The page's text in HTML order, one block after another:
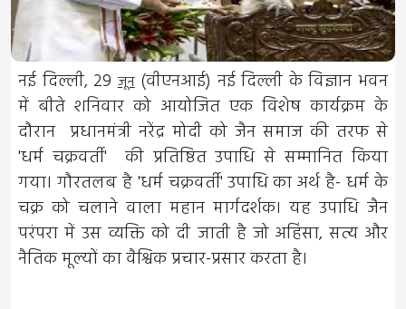
नई दिल्ली, 29जून(वीएनआई) नई दिल्ली के विज्ञान भवन
में बीते शनिवार को आयोजित एक विशेष कार्यक्रम के
दौरान प्रधानमंत्री नरेंद्र मोदी को जैन समाज की तरफ से
'धर्म चक्रवर्ती' की प्रतिष्ठित उपाधि से सम्मानित किया
गया। गौरतलब है 'धर्म चक्रवर्ती' उपाधि का अर्थ है- धर्म के
चक्र को चलाने वाला महान मार्गदर्शक। यह उपाधि जैन
परंपरा में उस व्यक्ति को दी जाती है जो अहिंसा, सत्य और
नैतिक मूल्यों का वैश्विक प्रचार-प्रसार करता है।